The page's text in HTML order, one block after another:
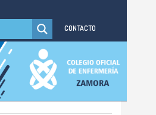
CONTACTO